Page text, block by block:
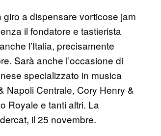
a dispensare vorticose jam
il fondatore e tastierista
l’Italia, precisamente
Sarà anche l’occasione di
specializzato in musica
Napoli Centrale, Cory Henry &
Royale e tanti altri. La
il 25 novembre.